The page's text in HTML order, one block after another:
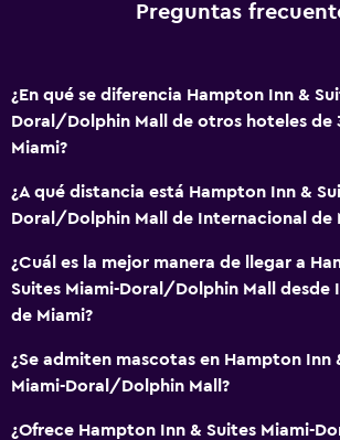
Nevera
Cafetera
General
Habitaciones familiares
Posibilidad de habitaciones conectadas
Espacio de almacenamiento
Sistema de entretenimiento
Preguntas
¿En qué se diferencia Hampton Inn &
Doral/Dolphin Mall de otros hoteles de
Miami?
¿A qué distancia está Hampton Inn &
Doral/Dolphin Mall de Internacional de
¿Cuál es la mejor manera de llegar a
Suites Miami-Doral/Dolphin Mall desde
de Miami?
¿Se admiten mascotas en Hampton Inn
Miami-Doral/Dolphin Mall?
¿Ofrece Hampton Inn & Suites Miami-